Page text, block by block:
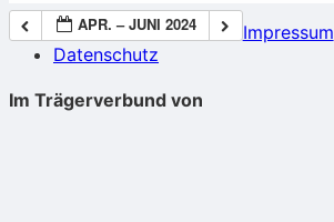
APR. – JUNI 2024
Impressum
Datenschutz
Im Trägerverbund von